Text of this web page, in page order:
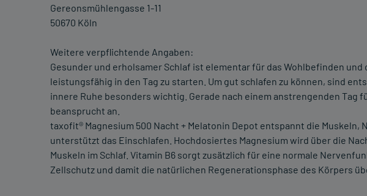
Gereonsmühlengasse 1-11
50670 Köln
Weitere verpflichtende Angaben:
Gesunder und erholsamer Schlaf ist elementar für das Wohlbefinden und
leistungsfähig in den Tag zu starten. Um gut schlafen zu können, sind
innere Ruhe besonders wichtig. Gerade nach einem anstrengenden Tag
beansprucht an.
taxofit® Magnesium 500 Nacht + Melatonin Depot entspannt die Muskeln,
unterstützt das Einschlafen. Hochdosiertes Magnesium wird über die
Muskeln im Schlaf. Vitamin B6 sorgt zusätzlich für eine normale
Zellschutz und damit die natürlichen Regenerationsphase des Körpers